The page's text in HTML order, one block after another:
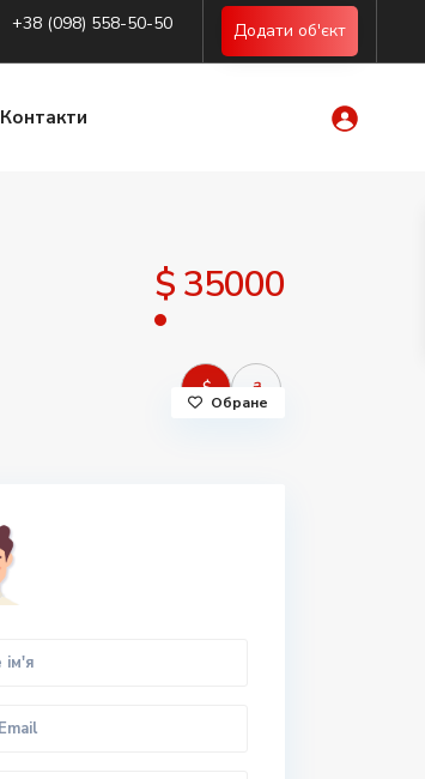
+38 (098) 558-50-50 Додати об'єкт
Контакти
$ 35000
$ ₴
Обране